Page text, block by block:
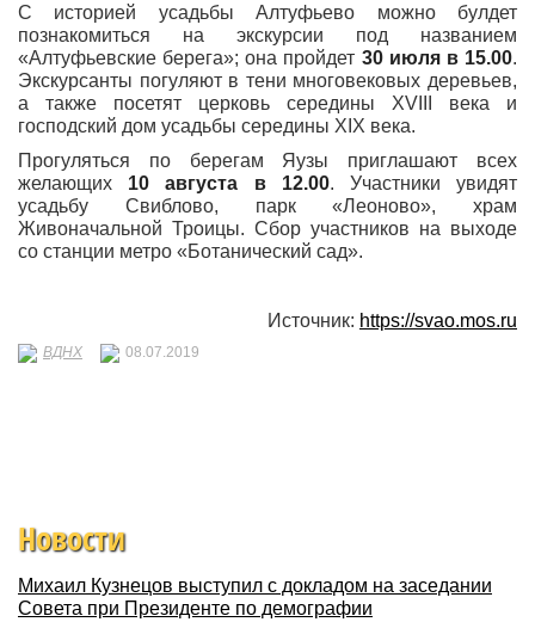
С историей усадьбы Алтуфьево можно булдет
познакомиться на экскурсии под названием
«Алтуфьевские берега»; она пройдет 30 июля в 15.00.
Экскурсанты погуляют в тени многовековых деревьев,
а также посетят церковь середины XVIII века и
господский дом усадьбы середины XIX века.
Прогуляться по берегам Яузы приглашают всех
желающих 10 августа в 12.00. Участники увидят
усадьбу Свиблово, парк «Леоново», храм
Живоначальной Троицы. Сбор участников на выходе
со станции метро «Ботанический сад».
Источник: https://svao.mos.ru
ВДНХ 08.07.2019
Новости
Михаил Кузнецов выступил с докладом на заседании
Совета при Президенте по демографии